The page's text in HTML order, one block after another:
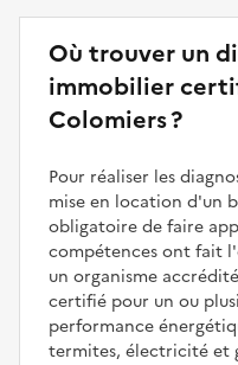
Où trouver un
immobilier
Colomiers ?
Pour réaliser les
mise en location d'un
obligatoire de faire
compétences ont fait
un organisme
certifié pour un ou
performance
termites, électricité et